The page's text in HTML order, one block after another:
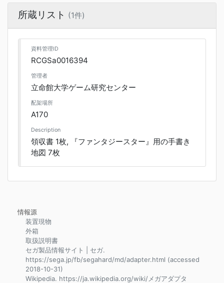
所蔵リスト (1件)
資料管理ID
RCGSa0016394
管理者
立命館大学ゲーム研究センター
配架場所
A170
Description
領収書 1枚, 『ファンタジースター』用の手書き
地図 7枚
情報源
装置現物
外箱
取扱説明書
セガ製品情報サイト | セガ.
https://sega.jp/fb/segahard/md/adapter.html (accessed
2018-10-31)
Wikipedia. https://ja.wikipedia.org/wiki/メガアダプタ